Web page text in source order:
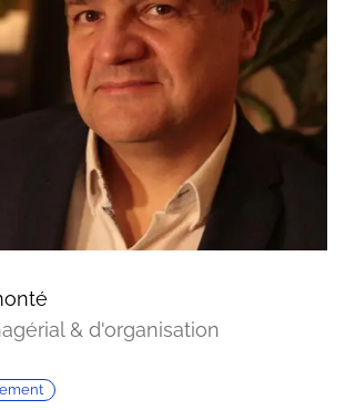
& d'organisation